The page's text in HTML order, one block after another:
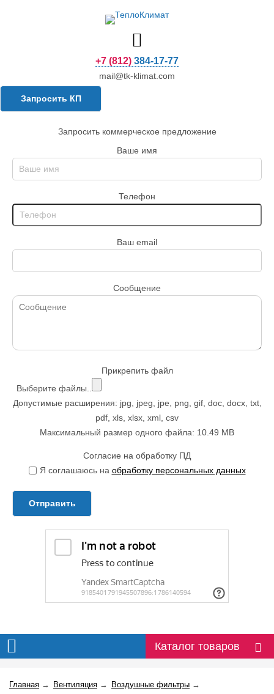
+7 (812) 384-17-77
mail@tk-klimat.com
Запросить КП
Запросить коммерческое предложение
Ваше имя
Телефон
Ваш email
Сообщение
Прикрепить файл
Выберите файлы..
Допустимые расширения: jpg, jpeg, jpe, png, gif, doc, docx, txt,
pdf, xls, xlsx, xml, csv
Максимальный размер одного файла: 10.49 MB
Согласие на обработку ПД
Я соглашаюсь на обработку персональных данных
Отправить
Каталог товаров
Главная → Вентиляция → Воздушные фильтры →